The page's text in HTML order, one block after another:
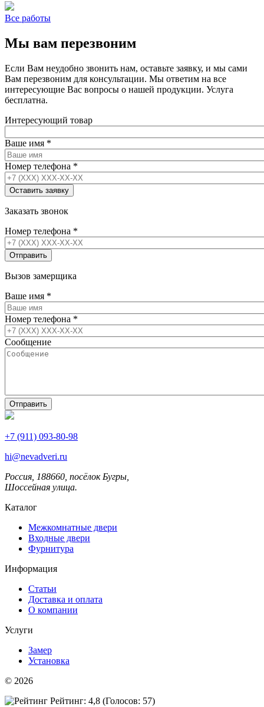
Все работы
Мы вам перезвоним
Если Вам неудобно звонить нам, оставьте заявку, и мы сами
Вам перезвоним для консультации. Мы ответим на все
интересующие Вас вопросы о нашей продукции. Услуга
бесплатна.
Интересующий товар
Ваше имя *
Номер телефона *
Заказать звонок
Номер телефона *
Вызов замерщика
Ваше имя *
Номер телефона *
Сообщение
+7 (911) 093-80-98
hi@nevadveri.ru
Россия, 188660, посёлок Бугры,
Шоссейная улица.
Каталог
Межкомнатные двери
Входные двери
Фурнитура
Информация
Статьи
Доставка и оплата
О компании
Услуги
Замер
Установка
© 2026
Рейтинг: 4,8 (Голосов: 57)